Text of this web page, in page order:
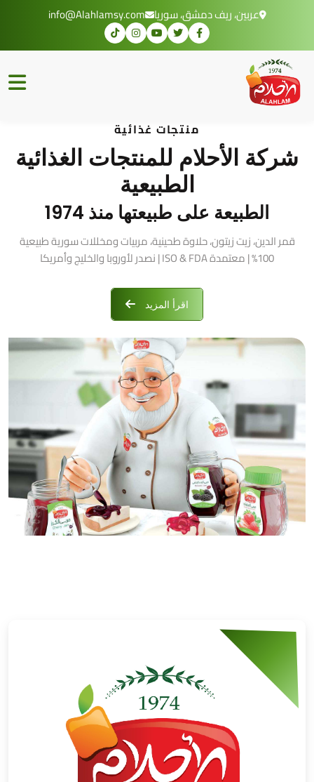
عربين، ريف دمشق، سوريا info@Alahlamsy.com
منتجات غذائية
شركة الأحلام للمنتجات الغذائية
الطبيعية
الطبيعة على طبيعتها منذ 1974
قمر الدين، زيت زيتون، حلاوة طحينية، مربيات ومخللات سورية طبيعية
100% | معتمدة ISO & FDA | نصدر لأوروبا والخليج وأمريكا
اقرأ المزيد